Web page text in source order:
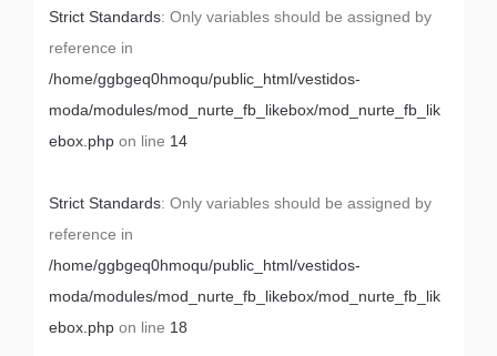
Strict Standards: Only variables should be assigned by
reference in
/home/ggbgeq0hmoqu/public_html/vestidos-
moda/modules/mod_nurte_fb_likebox/mod_nurte_fb_lik
ebox.php on line 14
Strict Standards: Only variables should be assigned by
reference in
/home/ggbgeq0hmoqu/public_html/vestidos-
moda/modules/mod_nurte_fb_likebox/mod_nurte_fb_lik
ebox.php on line 18